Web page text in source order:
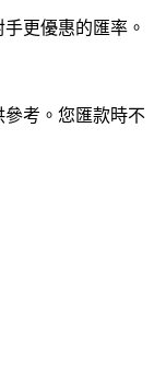
更優惠的匯率。
考。您匯款時不